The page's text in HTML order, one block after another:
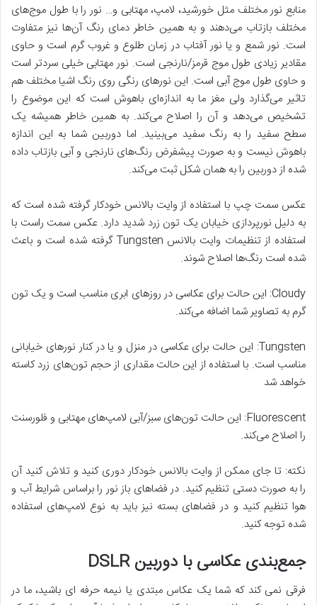
منابع نور مختلف مثل خورشید، لامپ، مهتابی و… نور را با طول موج‌های
مختلف بازتاب می‌دهند و به همین خاطر دمای رنگ آن‌ها نیز متفاوت
است. نور شمع و یا نور آفتاب در زمان طلوع و غروب گرم است و حاوی
مقادیر زیادی طول موج قرمز/نارنجی است. نور مهتابی خیلی سردتر است
و حاوی طول موج آبی است. این نورهای رنگی روی رنگ اشیا مختلف هم
تاثیر می‌گذارد ولی مغز ما به اندازه‌ای باهوش است که این موضوع را
تشخیص می‌‎دهد و آن را اصلاح می‌کند. به همین خاطر همیشه یک
سطح سفید را به رنگ سفید می‌بینید. اما دوربین شما به این اندازه
باهوش نیست و به صورت پیشفرض رنگ‌های نارنجی و آبی بازتاب داده
شده از دوربین را به همان شکل ثبت می‌کند.
عکس سمت چپ با استفاده از وایت بالانس خودکار گرفته شده است که
به دلیل نورپردازی خیابان یک تون زرد شدید دارد. عکس سمت راست با
استفاده از تنظیمات وایت بالانس Tungsten گرفته شده است و باعث
شده است رنگ‌ها اصلاح شوند.
Cloudy: این حالت برای عکاسی در روزهای ابری مناسب است و یک تون
گرم به تصاویر شما اضافه می‌کند.
Tungsten: این حالت برای عکاسی در منزل و یا در کنار نورهای خیابانی
مناسب است. با استفاده از این حالت مقداری از حجم تون‌های زرد کاسته
خواهد شد
Fluorescent: این حالت تون‌های سبز/آبی لامپ‌های مهتابی و فلورسنت
را اصلاح می‌کند.
نکته: تا جای ممکن از وایت بالانس خودکار دوری کنید و تلاش کنید آن
را به صورت دستی تنظیم کنید. در فضاهای باز نور را براساس شرایط آب و
هوا تنظیم کنید و در فضاهای بسته نیز باید به نوع لامپ‌های استفاده
شده توجه کنید.
جمع‌بندی عکاسی با دوربینDSLR
فرقی نمی کند که شما یک عکاس مبتدی یا نیمه حرفه ای باشید، ما در